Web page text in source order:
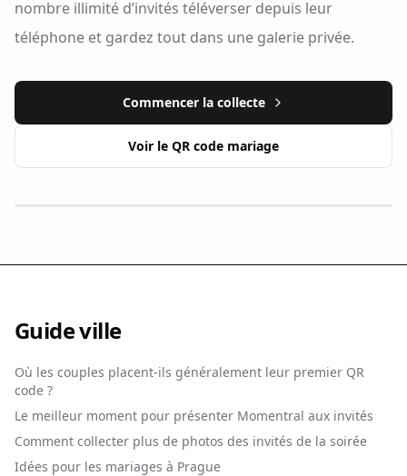
nombre illimité d’invités téléverser depuis leur
téléphone et gardez tout dans une galerie privée.
Commencer la collecte
Voir le QR code mariage
Guide ville
Où les couples placent-ils généralement leur premier QR
code ?
Le meilleur moment pour présenter Momentral aux invités
Comment collecter plus de photos des invités de la soirée
Idées pour les mariages à Prague